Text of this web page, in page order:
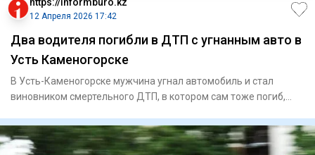
12 Апреля 2026 17:42
Два водителя погибли в ДТП с угнанным авто в
Усть Каменогорске
В Усть-Каменогорске мужчина угнал автомобиль и стал
виновником смертельного ДТП, в котором сам тоже погиб,